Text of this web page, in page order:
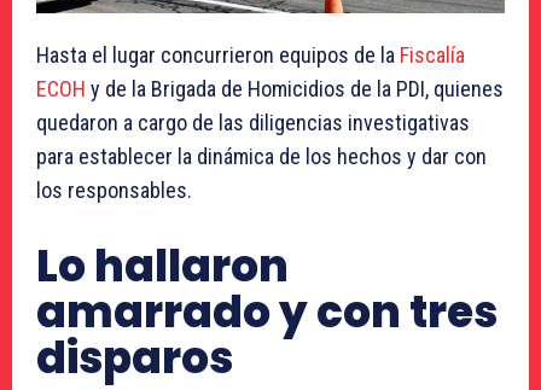
Hasta el lugar concurrieron equipos de la Fiscalía
ECOH y de la Brigada de Homicidios de la PDI, quienes
quedaron a cargo de las diligencias investigativas
para establecer la dinámica de los hechos y dar con
los responsables.
Lo hallaron
amarrado y con tres
disparos